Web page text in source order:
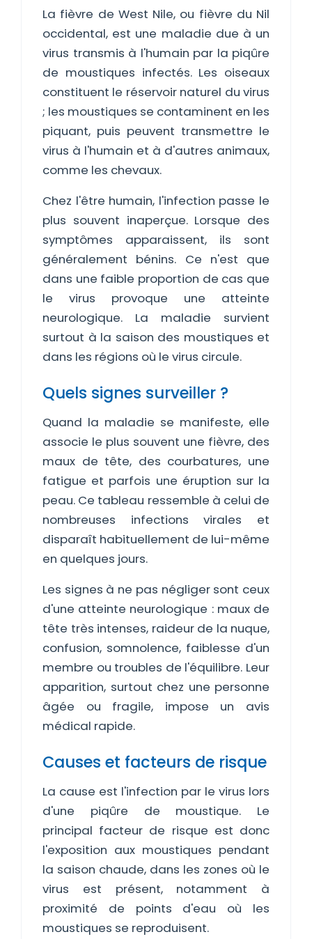
La fièvre de West Nile, ou fièvre du Nil
occidental, est une maladie due à un
virus transmis à l'humain par la piqûre
de moustiques infectés. Les oiseaux
constituent le réservoir naturel du virus
; les moustiques se contaminent en les
piquant, puis peuvent transmettre le
virus à l'humain et à d'autres animaux,
comme les chevaux.
Chez l'être humain, l'infection passe le
plus souvent inaperçue. Lorsque des
symptômes apparaissent, ils sont
généralement bénins. Ce n'est que
dans une faible proportion de cas que
le virus provoque une atteinte
neurologique. La maladie survient
surtout à la saison des moustiques et
dans les régions où le virus circule.
Quels signes surveiller ?
Quand la maladie se manifeste, elle
associe le plus souvent une fièvre, des
maux de tête, des courbatures, une
fatigue et parfois une éruption sur la
peau. Ce tableau ressemble à celui de
nombreuses infections virales et
disparaît habituellement de lui-même
en quelques jours.
Les signes à ne pas négliger sont ceux
d'une atteinte neurologique : maux de
tête très intenses, raideur de la nuque,
confusion, somnolence, faiblesse d'un
membre ou troubles de l'équilibre. Leur
apparition, surtout chez une personne
âgée ou fragile, impose un avis
médical rapide.
Causes et facteurs de risque
La cause est l'infection par le virus lors
d'une piqûre de moustique. Le
principal facteur de risque est donc
l'exposition aux moustiques pendant
la saison chaude, dans les zones où le
virus est présent, notamment à
proximité de points d'eau où les
moustiques se reproduisent.